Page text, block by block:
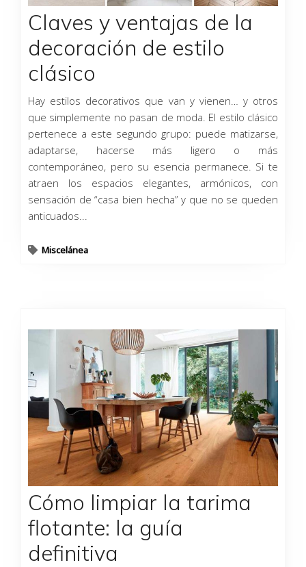
Claves y ventajas de la
decoración de estilo
clásico
Hay estilos decorativos que van y vienen… y otros
que simplemente no pasan de moda. El estilo clásico
pertenece a este segundo grupo: puede matizarse,
adaptarse, hacerse más ligero o más
contemporáneo, pero su esencia permanece. Si te
atraen los espacios elegantes, armónicos, con
sensación de “casa bien hecha” y que no se queden
anticuados...
Miscelánea
Cómo limpiar la tarima
flotante: la guía
definitiva